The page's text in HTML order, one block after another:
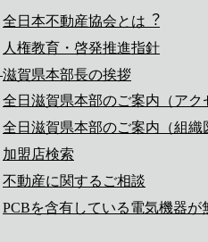
全日本不動産協会とは︖
人権教育・啓発推進指針
滋賀県本部長の挨拶
全日滋賀県本部のご案内（アク
全日滋賀県本部のご案内（組織
加盟店検索
不動産に関するご相談
PCBを含有している電気機器が